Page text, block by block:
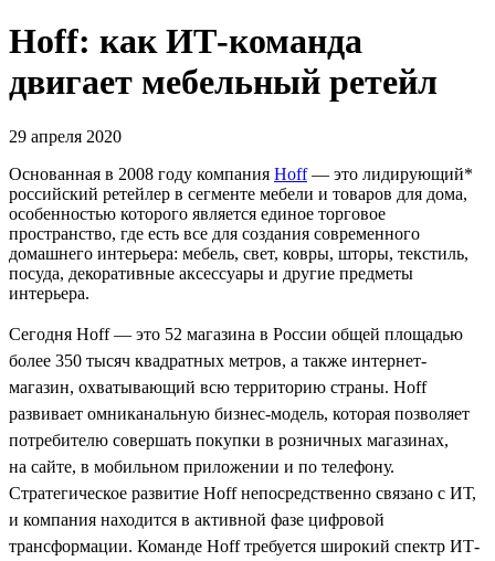
Hoff: как ИТ-команда
двигает мебельный ретейл
29 апреля 2020
Основанная в 2008 году компания Hoff— это лидирующий*
российский ретейлер в сегменте мебели и товаров для дома,
особенностью которого является единое торговое
пространство, где есть все для создания современного
домашнего интерьера: мебель, свет, ковры, шторы, текстиль,
посуда, декоративные аксессуары и другие предметы
интерьера.
Сегодня Hoff — это 52 магазина в России общей площадью
более 350 тысяч квадратных метров, а также интернет-
магазин, охватывающий всю территорию страны. Hoff
развивает омниканальную бизнес-модель, которая позволяет
потребителю совершать покупки в розничных магазинах,
на сайте, в мобильном приложении и по телефону.
Стратегическое развитие Hoff непосредственно связано с ИТ,
и компания находится в активной фазе цифровой
трансформации. Команде Hoff требуется широкий спектр ИТ-